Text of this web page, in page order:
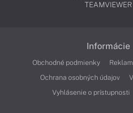
TEAMVIEWER
Informácie
Obchodné podmienky
Ochrana osobných údajov
Vyhlásenie o prístupnosti